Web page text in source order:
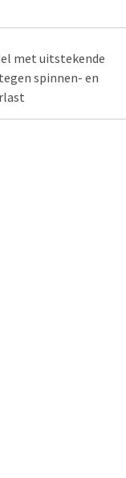
met uitstekende
spinnen- en